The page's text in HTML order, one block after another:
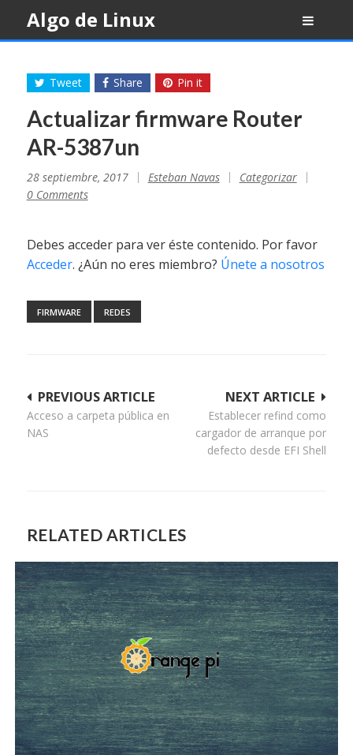
content
Algo de Linux
Tweet Share Pin it
Actualizar firmware Router
AR-5387un
28 septiembre, 2017 Esteban Navas
Categorizar
0 Comments
Debes acceder para ver éste contenido. Por favor
Acceder. ¿Aún no eres miembro? Únete a nosotros
FIRMWARE REDES
Navegación
de
NEXT ARTICLE
Establecer refind como
cargador de arranque por
defecto desde EFI Shell
PREVIOUS ARTICLE
Acceso a carpeta pública en
NAS
RELATED ARTICLES